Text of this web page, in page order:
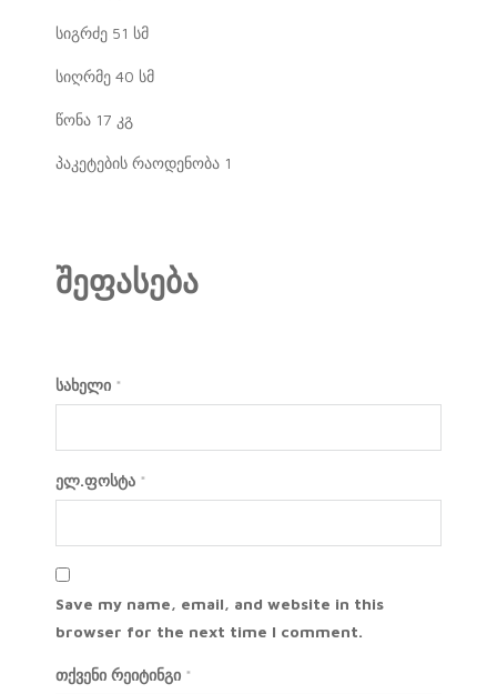
სიგრძე 51 სმ
სიღრმე 40 სმ
წონა 17 კგ
პაკეტების რაოდენობა 1
შეფასება
სახელი *
ელ.ფოსტა *
Save my name, email, and website in this
browser for the next time I comment.
თქვენი რეიტინგი *